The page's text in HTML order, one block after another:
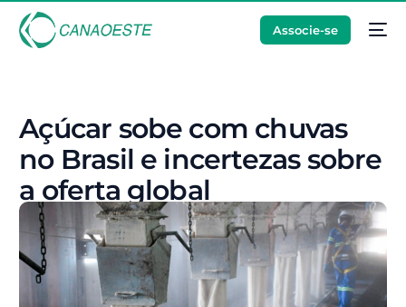
Associe-se
Açúcar sobe com chuvas
no Brasil e incertezas sobre
a oferta global